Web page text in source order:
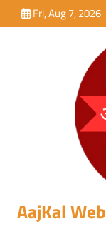
to
Fri, Aug 7, 2026
AajKal